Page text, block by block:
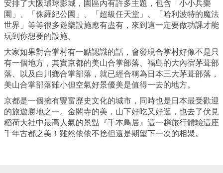
安排了大阪環球影城，園區內有許多主題，包含「小小兵樂
園」、「侏羅紀公園」、「超級任天堂」、「哈利波特的魔法
世界」等等很多遊樂設施應有盡有，來到這一定要做功課才能
玩到你想要的設施。
大家如果對合掌村有一點認識的話，會發現合掌村好像不是只
有一個地方，其實京都的美山合掌部落、福島的大內宿茅葺部
落、以及白川鄉合掌部落，就已經合稱為日本三大茅葺部落，
美山合掌部落雖小但空氣好景優美是值得一去的地方。
京都是一個擁有豐富歷史文化的城市，同時也是日本最受歡迎
的旅遊勝地之一。金閣寺的美，山下好吃又好逛，也去了伏見
稻荷大社中最高人氣的景點『千本鳥居』這一趟旅行體驗這座
千年古都之美！雖然依依不捨但還是期望下一次的相聚。